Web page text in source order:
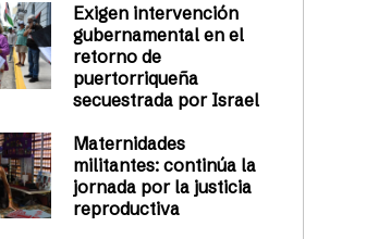
Exigen intervención
gubernamental en el
retorno de
puertorriqueña
secuestrada por Israel
Maternidades
militantes: continúa la
jornada por la justicia
reproductiva